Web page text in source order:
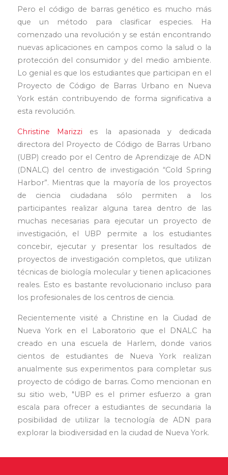
Pero el código de barras genético es mucho más
que un método para clasificar especies. Ha
comenzado una revolución y se están encontrando
nuevas aplicaciones en campos como la salud o la
protección del consumidor y del medio ambiente.
Lo genial es que los estudiantes que participan en el
Proyecto de Código de Barras Urbano en Nueva
York están contribuyendo de forma significativa a
esta revolución.
Christine Marizzi es la apasionada y dedicada
directora del Proyecto de Código de Barras Urbano
(UBP) creado por el Centro de Aprendizaje de ADN
(DNALC) del centro de investigación “Cold Spring
Harbor”. Mientras que la mayoría de los proyectos
de ciencia ciudadana sólo permiten a los
participantes realizar alguna tarea dentro de las
muchas necesarias para ejecutar un proyecto de
investigación, el UBP permite a los estudiantes
concebir, ejecutar y presentar los resultados de
proyectos de investigación completos, que utilizan
técnicas de biología molecular y tienen aplicaciones
reales. Esto es bastante revolucionario incluso para
los profesionales de los centros de ciencia.
Recientemente visité a Christine en la Ciudad de
Nueva York en el Laboratorio que el DNALC ha
creado en una escuela de Harlem, donde varios
cientos de estudiantes de Nueva York realizan
anualmente sus experimentos para completar sus
proyecto de código de barras. Como mencionan en
su sitio web, "UBP es el primer esfuerzo a gran
escala para ofrecer a estudiantes de secundaria la
posibilidad de utilizar la tecnología de ADN para
explorar la biodiversidad en la ciudad de Nueva York.